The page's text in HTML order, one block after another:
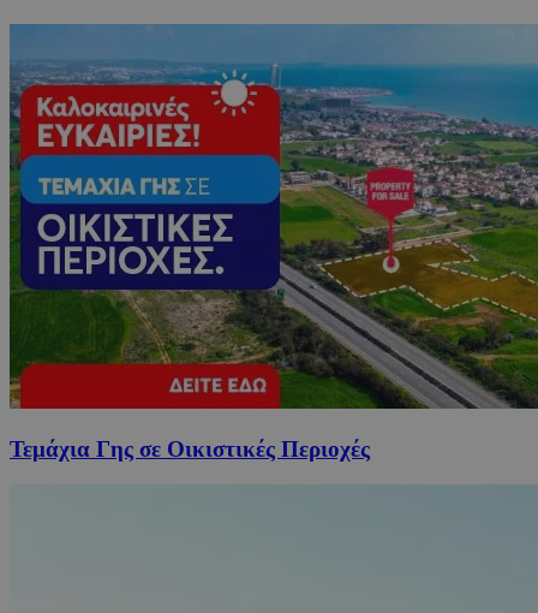
Τεμάχια Γης σε Οικιστικές Περιοχές